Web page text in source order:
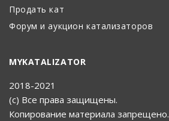
Продать кат
Форум и аукцион катализаторов
MYKATALIZATOR
2018-2021
(с) Все права защищены.
Копирование материала запрещено.